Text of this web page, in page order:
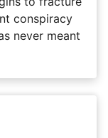
conspiracy
never meant